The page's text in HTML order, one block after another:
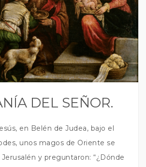
DEL SEÑOR.
en Belén de Judea, bajo el
unos magos de Oriente se
y preguntaron: “¿Dónde